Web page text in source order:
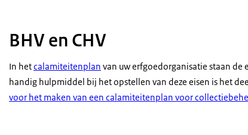
BHV en CHV
In hetcalamiteitenplan van uw erfgoedorganisatie staan de
handig hulpmiddel bij het opstellen van deze eisen is het
voor het maken van een calamiteitenplan voor